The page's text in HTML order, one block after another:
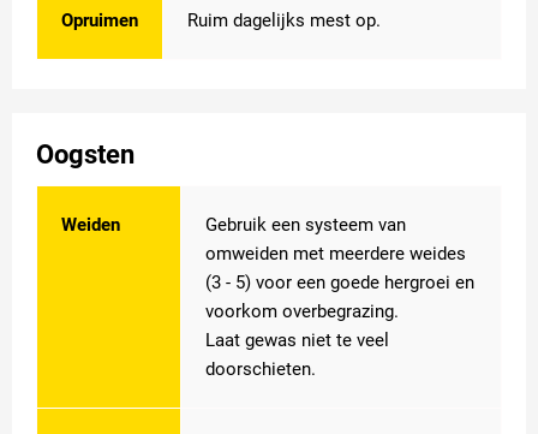
Opruimen Ruim dagelijks mest op.
Oogsten
Weiden
Gebruik een systeem van
omweiden met meerdere weides
(3 - 5) voor een goede hergroei en
voorkom overbegrazing.
Laat gewas niet te veel
doorschieten.